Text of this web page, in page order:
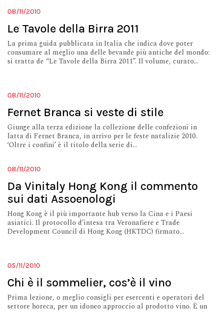
08/11/2010
Le Tavole della Birra 2011
La prima guida pubblicata in Italia che indica dove poter
consumare al meglio una delle bevande più antiche del mondo:
si tratta de “Le Tavole della Birra 2011”. Il volume, curato...
08/11/2010
Fernet Branca si veste di stile
Giunge alla terza edizione la collezione delle confezioni in
latta di Fernet Branca, in arrivo per le feste natalizie 2010.
‘Oltre i confini’ è il titolo della serie di...
08/11/2010
Da Vinitaly Hong Kong il commento
sui dati Assoenologi
Hong Kong è il più importante hub verso la Cina e i Paesi
asiatici. Il protocollo d’intesa tra Veronafiere e Trade
Development Council di Hong Kong (HKTDC) firmato...
05/11/2010
Chi è il sommelier, cos’è il vino
Prima lezione, o meglio consigli per esercenti e operatori del
settore horeca, per un idoneo approccio al prodotto vino. È un